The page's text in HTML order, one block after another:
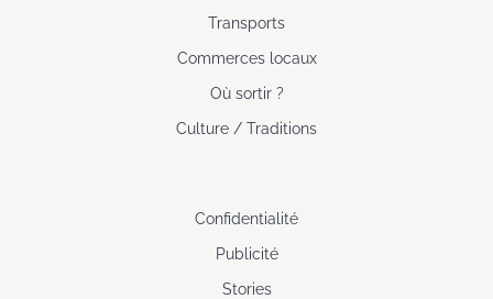
Transports
Commerces locaux
Où sortir ?
Culture / Traditions
Confidentialité
Publicité
Stories